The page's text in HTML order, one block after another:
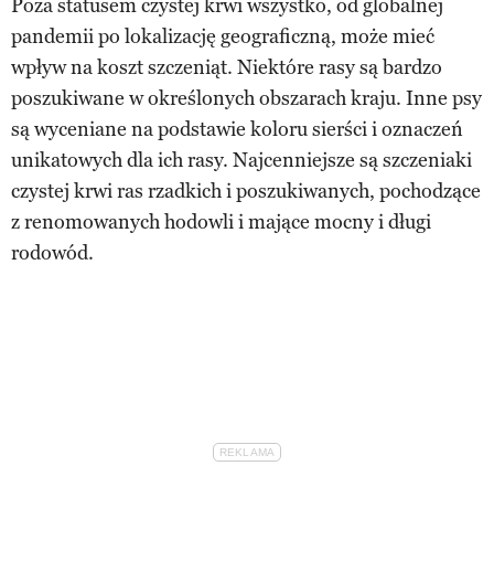
Poza statusem czystej krwi wszystko, od globalnej
pandemii po lokalizację geograficzną, może mieć
wpływ na koszt szczeniąt. Niektóre rasy są bardzo
poszukiwane w określonych obszarach kraju. Inne psy
są wyceniane na podstawie koloru sierści i oznaczeń
unikatowych dla ich rasy. Najcenniejsze są szczeniaki
czystej krwi ras rzadkich i poszukiwanych, pochodzące
z renomowanych hodowli i mające mocny i długi
rodowód.